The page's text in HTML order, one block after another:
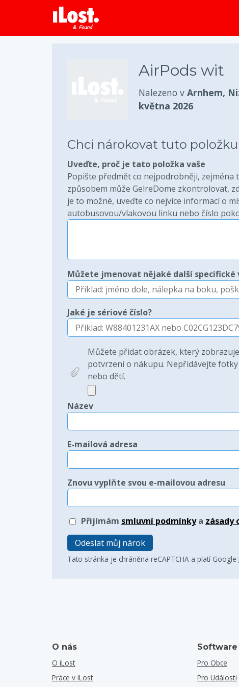
AirPods wit
Nalezeno v Arnhem,
května 2026
Chci nárokovat tuto položku
Uveďte, proč je tato položka vaše
Popište předmět co nejpodrobněji,
způsobem může GelreDome zkontrolovat,
je to možné, uveďte co nejvíce informací o
autobusovou/vlakovou linku nebo číslo
Můžete jmenovat nějaké další specifické
Jaké je sériové číslo?
Můžete přidat obrázek, který
potvrzení o nákupu. Nepřidávejte
nebo dětí.
Název
E-mailová adresa
Znovu vyplňte svou e-mailovou adresu
Přijímám smluvní podmínkya zásady
Odeslat můj nárok
Tato stránka je chráněna reCAPTCHA a platí Google
O nás
O iLost
Práce v iLost
Pro Obce
Pro Události